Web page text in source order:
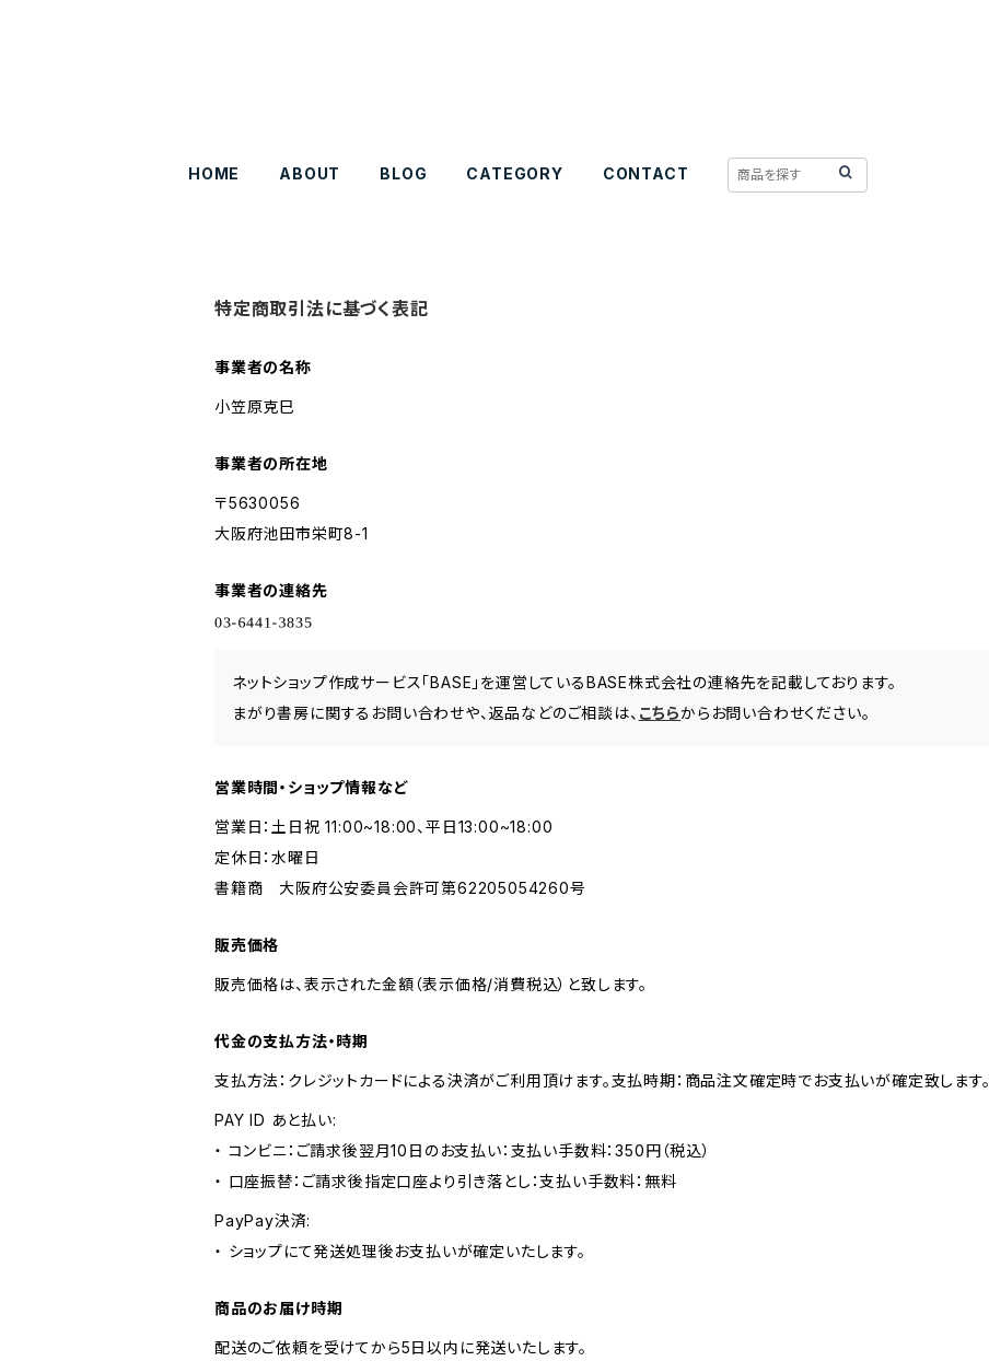
HOME ABOUT BLOG CATEGORY CONTACT
特定商取引法に基づく表記
事業者の名称
小笠原克巳
事業者の所在地
〒5630056
大阪府池田市栄町8-1
事業者の連絡先
ネットショップ作成サービス「BASE」を運営しているBASE株式会社の連絡先を記載しております。
まがり書房に関するお問い合わせや、返品などのご相談は、 こちらからお問い合わせください。
営業時間・ショップ情報など
営業日：土日祝 11:00~18:00、平日13:00~18:00
定休日：水曜日
書籍商 大阪府公安委員会許可第62205054260号
販売価格
販売価格は、表示された金額（表示価格/消費税込）と致します。
代金の支払方法・時期
支払方法：クレジットカードによる決済がご利用頂けます。支払時期：商品注文確定時でお支払いが確定致します。
PAY ID あと払い:
・ コンビニ：ご請求後翌月10日のお支払い：支払い手数料：350円（税込）
・ 口座振替：ご請求後指定口座より引き落とし：支払い手数料：無料
PayPay決済:
・ ショップにて発送処理後お支払いが確定いたします。
商品のお届け時期
配送のご依頼を受けてから5日以内に発送いたします。